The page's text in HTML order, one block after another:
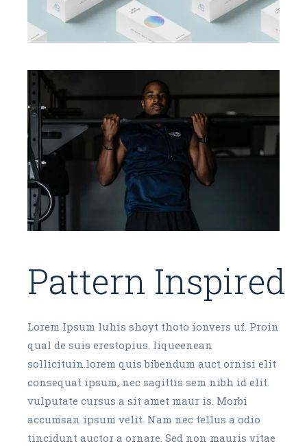
Pattern Inspired
Lorem Ipsum luhis shoyt thoto ionvers uf. Proin
qual de suis erestopius. liqueenean
sollicituin.lorem quis bibendum auct ornisi elit
consequat ipsum, nec sagittis sem nibh id elit.
vulputate cursus a sit amet maur is. Morbi
accumsan ipsum velit. Nam nec tellus a odio
tincidunt auctor a ornare. Sed non mauris vitae